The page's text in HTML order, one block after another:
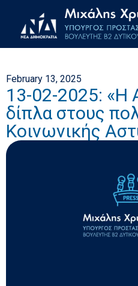
February 13, 2025
13-02-2025: «Η
δίπλα στους
Κοινωνικής